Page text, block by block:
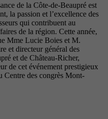
de la Côte-de-Beaupré est
la passion et l’excellence des
qui contribuent au
de la région. Cette année,
Mme Lucie Boies et M.
et directeur général des
et de Château-Richer,
de cet événement prestigieux
Centre des congrès Mont-